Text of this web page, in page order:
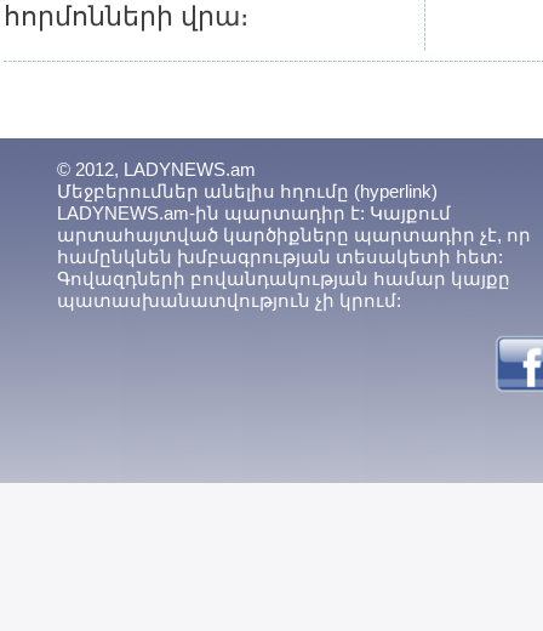
հորմոնների վրա։
© 2012, LADYNEWS.am
Մեջբերումներ անելիս հղումը (hyperlink)
LADYNEWS.am-ին պարտադիր է: Կայքում
արտահայտված կարծիքները պարտադիր չէ, որ
համընկնեն խմբագրության տեսակետի հետ:
Գովազդների բովանդակության համար կայքը
պատասխանատվություն չի կրում: